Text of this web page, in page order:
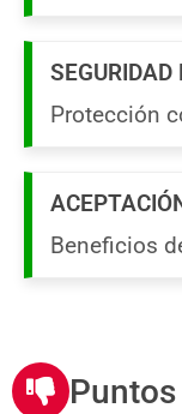
SEGURIDAD
Protección
Beneficios